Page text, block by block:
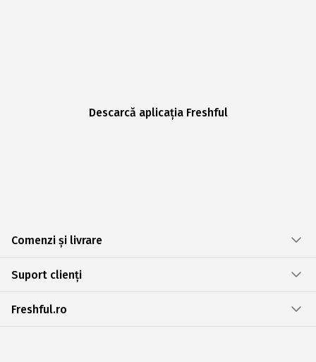
Descarcă aplicația Freshful
Comenzi și livrare
Suport clienți
Freshful.ro